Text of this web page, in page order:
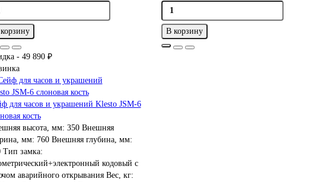
В корзину
- 49 890 ₽
для часов и украшений Klesto JSM-6
кость
высота, мм: 350Внешняя
мм: 760Внешняя глубина, мм:
Тип замка:
кодовый с
аварийного открыванияВес, кг: